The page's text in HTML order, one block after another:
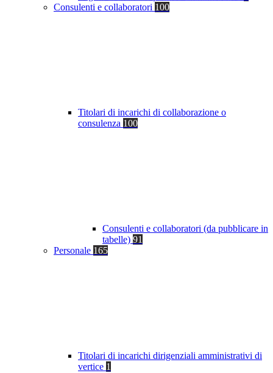
Consulenti e collaboratori 100
Titolari di incarichi di collaborazione o
consulenza 100
Consulenti e collaboratori (da pubblicare in
tabelle) 91
Personale 165
Titolari di incarichi dirigenziali amministrativi di
vertice 1